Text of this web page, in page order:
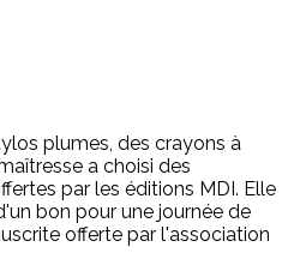
plumes, des crayons à
a choisi des
par les éditions MDI. Elle
bon pour une journée de
offerte par l'association